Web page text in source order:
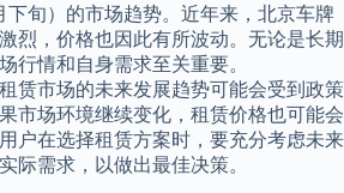
下旬）的市场趋势。近年来，北京车牌
烈，价格也因此有所波动。无论是长期
行情和自身需求至关重要。
赁市场的未来发展趋势可能会受到政策
市场环境继续变化，租赁价格也可能会
户在选择租赁方案时，要充分考虑未来
际需求，以做出最佳决策。